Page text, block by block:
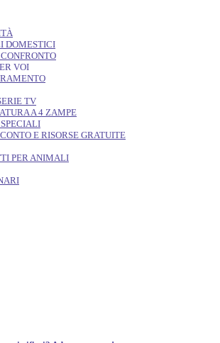
DOMESTICI
VOI
TV
A 4 ZAMPE
E RISORSE GRATUITE
PER ANIMALI